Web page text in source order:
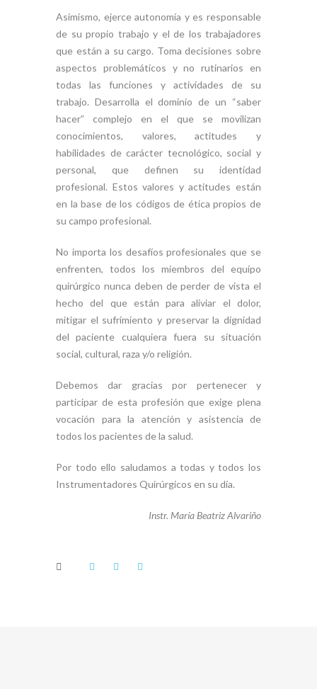
Asimismo, ejerce autonomía y es responsable
de su propio trabajo y el de los trabajadores
que están a su cargo. Toma decisiones sobre
aspectos problemáticos y no rutinarios en
todas las funciones y actividades de su
trabajo. Desarrolla el dominio de un “saber
hacer” complejo en el que se movilizan
conocimientos, valores, actitudes y
habilidades de carácter tecnológico, social y
personal, que definen su identidad
profesional. Estos valores y actitudes están
en la base de los códigos de ética propios de
su campo profesional.
No importa los desafíos profesionales que se
enfrenten, todos los miembros del equipo
quirúrgico nunca deben de perder de vista el
hecho del que están para aliviar el dolor,
mitigar el sufrimiento y preservar la dignidad
del paciente cualquiera fuera su situación
social, cultural, raza y/o religión.
Debemos dar gracias por pertenecer y
participar de esta profesión que exige plena
vocación para la atención y asistencia de
todos los pacientes de la salud.
Por todo ello saludamos a todas y todos los
Instrumentadores Quirúrgicos en su día.
Instr. María Beatriz Alvariño